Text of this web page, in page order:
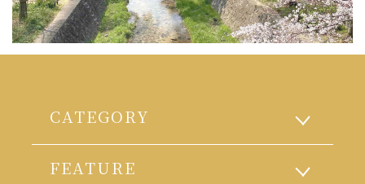
CATEGORY
FEATURE